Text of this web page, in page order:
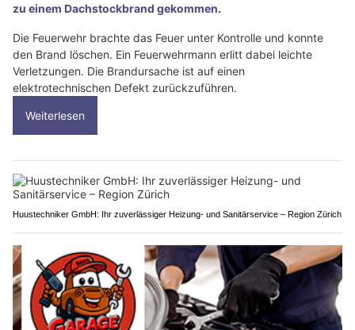
zu einem Dachstockbrand gekommen.
Die Feuerwehr brachte das Feuer unter Kontrolle und konnte
den Brand löschen. Ein Feuerwehrmann erlitt dabei leichte
Verletzungen. Die Brandursache ist auf einen
elektrotechnischen Defekt zurückzuführen.
Weiterlesen
Huustechniker GmbH: Ihr zuverlässiger Heizung- und Sanitärservice – Region Zürich